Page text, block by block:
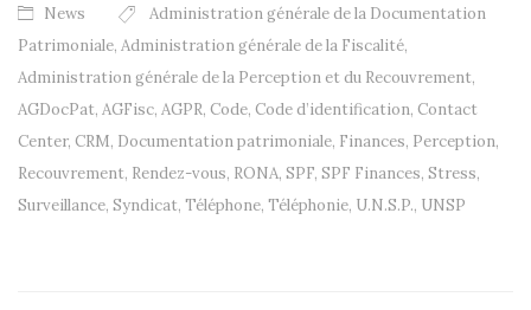
News
Administration générale de la Documentation
Patrimoniale, Administration générale de la Fiscalité,
Administration générale de la Perception et du Recouvrement,
AGDocPat, AGFisc, AGPR, Code, Code d’identification, Contact
Center, CRM, Documentation patrimoniale, Finances, Perception,
Recouvrement, Rendez-vous, RONA, SPF, SPF Finances, Stress,
Surveillance, Syndicat, Téléphone, Téléphonie, U.N.S.P., UNSP